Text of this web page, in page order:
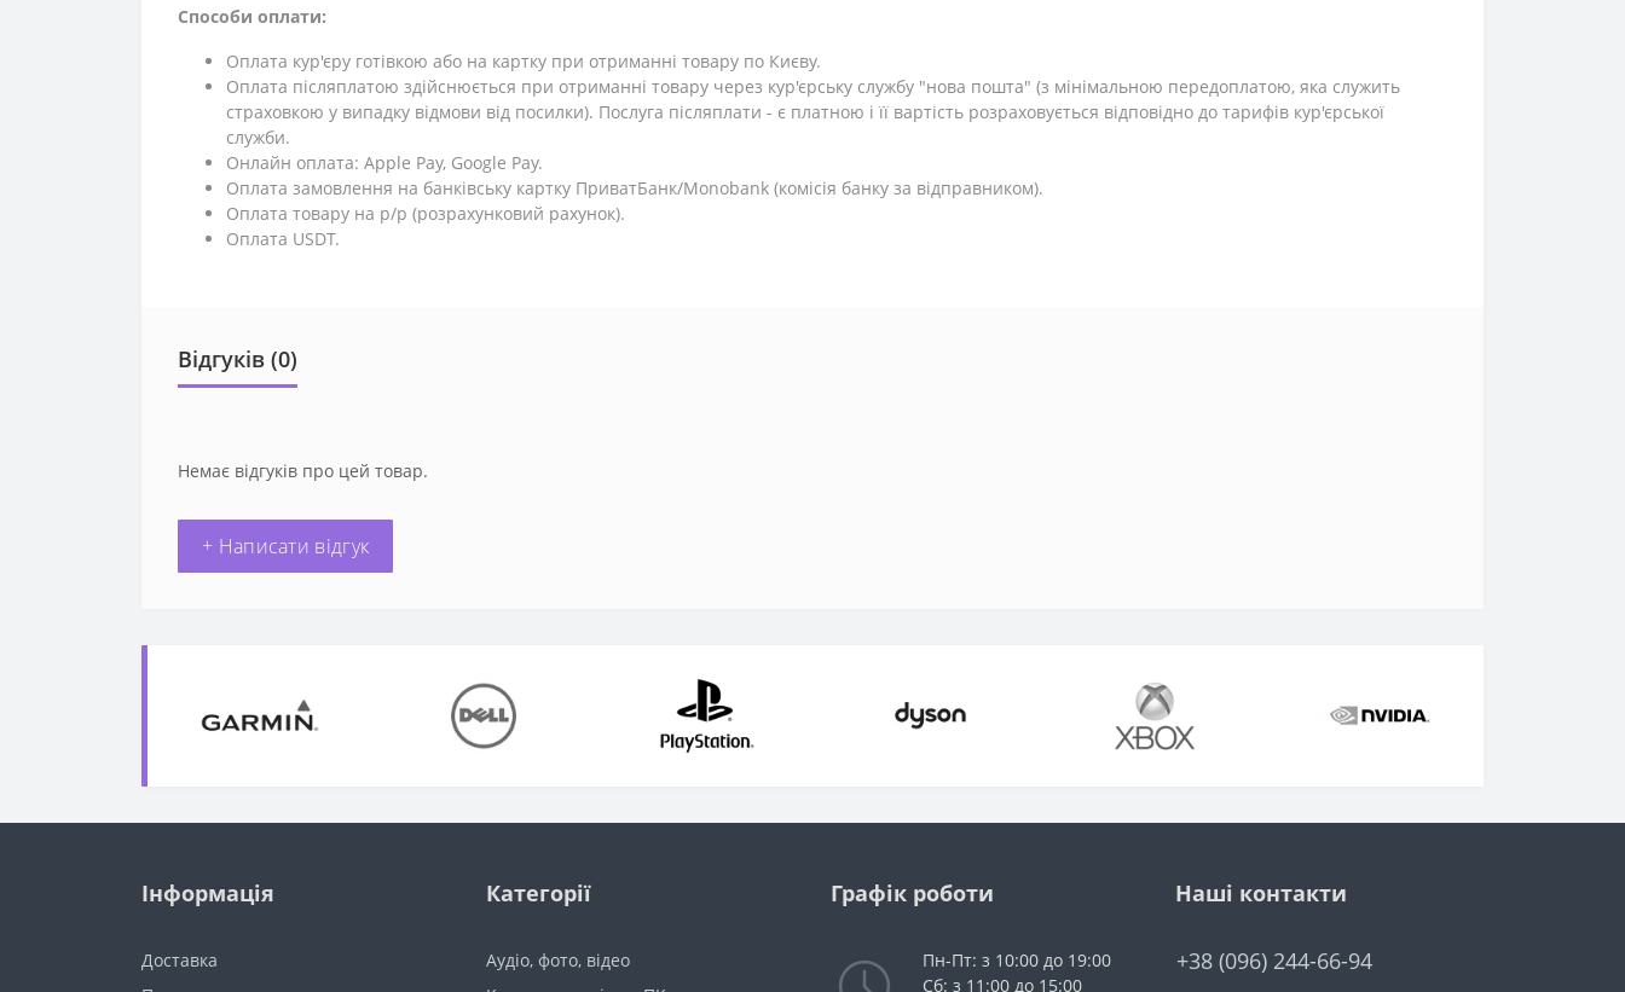
Способи оплати:
Оплата кур'єру готівкою або на картку при отриманні товару по Києву.
Оплата післяплатою здійснюється при отриманні товару через кур'єрську службу "нова пошта" (з мінімальною передоплатою, яка служить
страховкою у випадку відмови від посилки). Послуга післяплати - є платною і її вартість розраховується відповідно до тарифів кур'єрської
служби.
Онлайн оплата: Apple Pay, Google Pay.
Оплата замовлення на банківську картку ПриватБанк/Monobank (комісія банку за відправником).
Оплата товару на р/р (розрахунковий рахунок).
Оплата USDT.
Відгуків (0)
Немає відгуків про цей товар.
+ Написати відгук
Інформація
Доставка
Категорії
Аудіо, фото, відео
Графік роботи
Пн-Пт: з 10:00 до 19:00
Сб: з 11:00 до 15:00
Наші контакти
+38 (096) 244-66-94